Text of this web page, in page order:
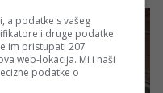
a podatke s vašeg
i druge podatke
im pristupati 207
web-lokacija. Mi i naši
podatke o